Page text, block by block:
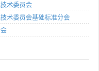
术委员会
术委员会基础标准分会